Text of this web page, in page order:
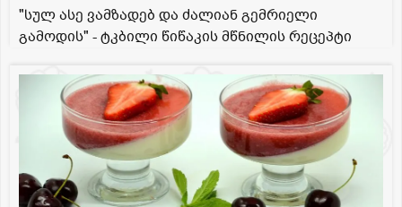
"სულ ასე ვამზადებ და ძალიან გემრიელი
გამოდის" - ტკბილი წიწაკის მწნილის რეცეპტი